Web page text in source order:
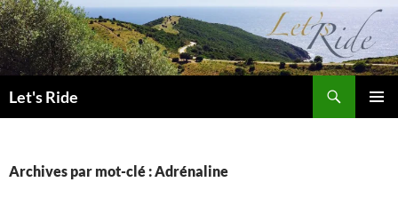
Aller
au
contenu
Let's Ride
Archives par mot-clé : Adrénaline